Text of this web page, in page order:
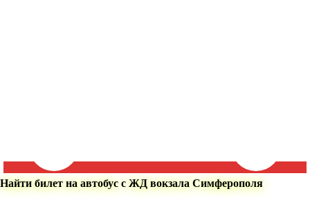
Найти билет на автобус с ЖД вокзала Симферополя